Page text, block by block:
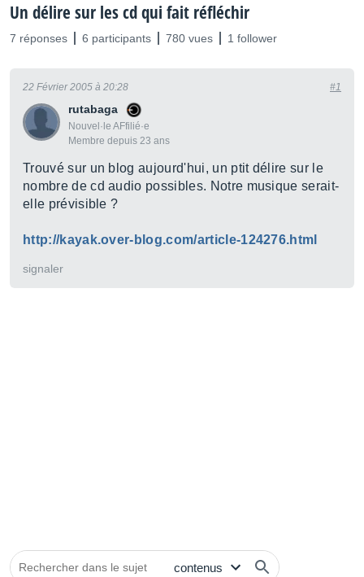
Un délire sur les cd qui fait réfléchir
7 réponses 6 participants 780 vues 1 follower
rutabaga
Nouvel·le AFfilié·e
Membre depuis 23 ans
22 Février 2005 à 20:28 #1
Trouvé sur un blog aujourd'hui, un ptit délire sur le
nombre de cd audio possibles. Notre musique serait-
elle prévisible ?
http://kayak.over-blog.com/article-124276.html
signaler